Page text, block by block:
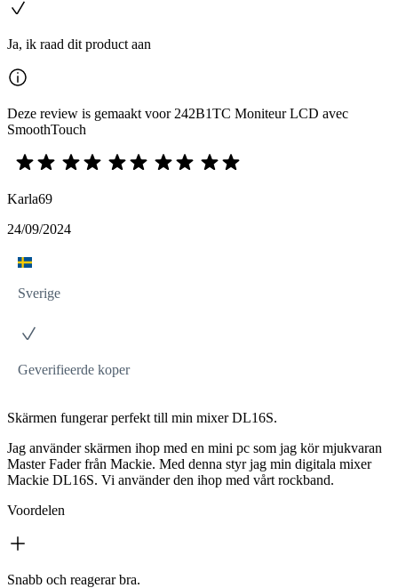
Ja, ik raad dit product aan
Deze review is gemaakt voor 242B1TC Moniteur LCD avec
SmoothTouch
Karla69
24/09/2024
Sverige
Geverifieerde koper
Skärmen fungerar perfekt till min mixer DL16S.
Jag använder skärmen ihop med en mini pc som jag kör mjukvaran
Master Fader från Mackie. Med denna styr jag min digitala mixer
Mackie DL16S. Vi använder den ihop med vårt rockband.
Voordelen
Snabb och reagerar bra.